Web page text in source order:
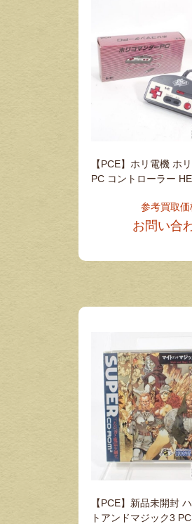
【PCE】ホリ電機 ホ
PC コントローラー
参考買取価
お問い合
【PCE】新品未開封
トアンドマジック3